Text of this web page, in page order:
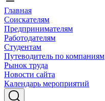
Главная
Соискателям
Предпринимателям
Работодателям
Студентам
Путеводитель по компаниям
Рынок труда
Новости сайта
Календарь мероприятий